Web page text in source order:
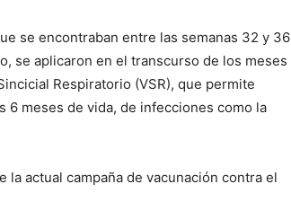
se encontraban entre las semanas 32 y 36
se aplicaron en el transcurso de los meses
Respiratorio (VSR), que permite
6 meses de vida, de infecciones como la
actual campaña de vacunación contra el